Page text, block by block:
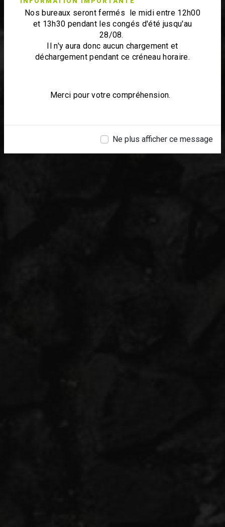
Nos bureaux seront fermés le midi entre 12h00
et 13h30 pendant les congés d'été jusqu'au
28/08.
Il n'y aura donc aucun chargement et
déchargement pendant ce créneau horaire.
Merci pour votre compréhension.
Ne plus afficher ce message